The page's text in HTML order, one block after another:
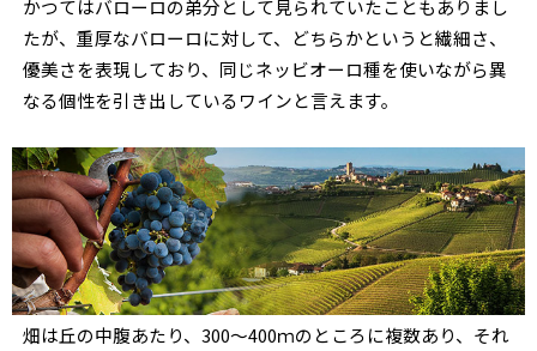
かつてはバローロの弟分として見られていたこともありまし
たが、重厚なバローロに対して、どちらかというと繊細さ、
優美さを表現しており、同じネッビオーロ種を使いながら異
なる個性を引き出しているワインと言えます。
畑は丘の中腹あたり、300～400ｍのところに複数あり、それ